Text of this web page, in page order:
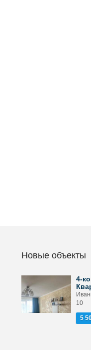
Новые объекты
4-
10
5